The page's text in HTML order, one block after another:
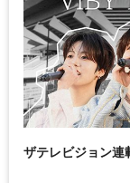
ザテレビジョン